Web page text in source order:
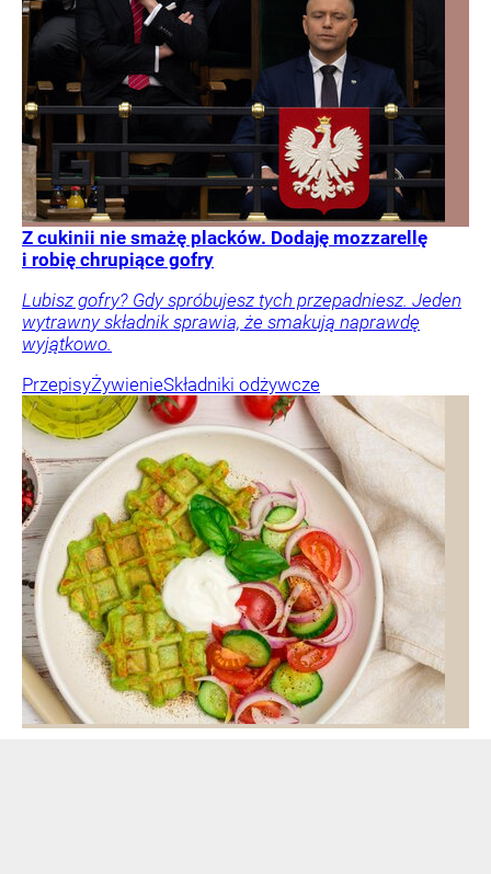
Z cukinii nie smażę placków. Dodaję mozzarellę
i robię chrupiące gofry
Lubisz gofry? Gdy spróbujesz tych przepadniesz. Jeden
wytrawny składnik sprawia, że smakują naprawdę
wyjątkowo.
PrzepisyŻywienieSkładniki odżywcze